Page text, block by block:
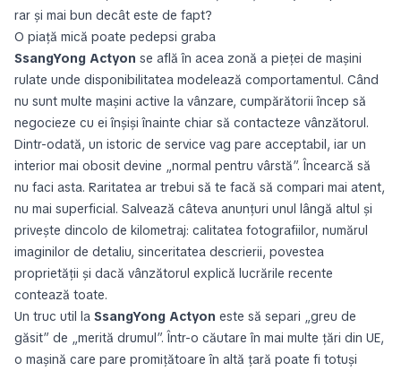
rar și mai bun decât este de fapt?
O piață mică poate pedepsi graba
SsangYong Actyon se află în acea zonă a pieței de mașini
rulate unde disponibilitatea modelează comportamentul. Când
nu sunt multe mașini active la vânzare, cumpărătorii încep să
negocieze cu ei înșiși înainte chiar să contacteze vânzătorul.
Dintr-odată, un istoric de service vag pare acceptabil, iar un
interior mai obosit devine „normal pentru vârstă”. Încearcă să
nu faci asta. Raritatea ar trebui să te facă să compari mai atent,
nu mai superficial. Salvează câteva anunțuri unul lângă altul și
privește dincolo de kilometraj: calitatea fotografiilor, numărul
imaginilor de detaliu, sinceritatea descrierii, povestea
proprietății și dacă vânzătorul explică lucrările recente
contează toate.
Un truc util la SsangYong Actyon este să separi „greu de
găsit” de „merită drumul”. Într-o căutare în mai multe țări din UE,
o mașină care pare promițătoare în altă țară poate fi totuși